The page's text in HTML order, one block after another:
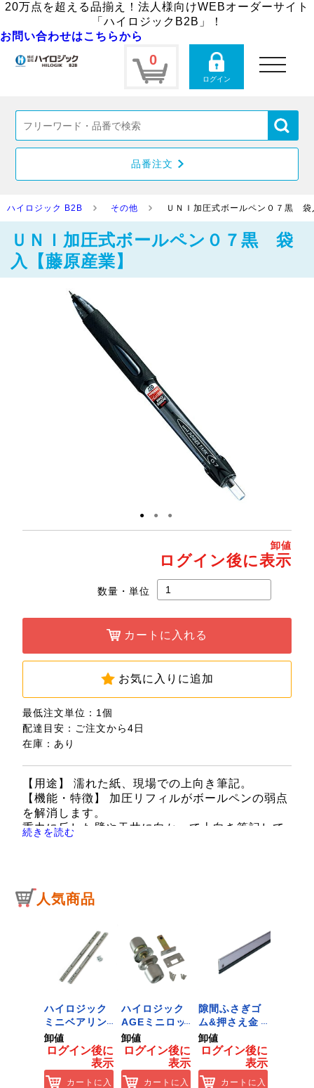
20万点を超える品揃え！法人様向けWEBオーダーサイト
「ハイロジックB2B」！
お問い合わせはこちらから
0
ログイン
toggle
navigation
品番注文
ハイロジック B2B その他 ＵＮＩ加圧式ボールペン０７黒 袋
ＵＮＩ加圧式ボールペン０７黒 袋
入【藤原産業】
● ● ●
卸値
ログイン後に表示
数量・単位
カートに入れる
お気に入りに追加
最低注文単位：1個
配達目安：ご注文から4日
在庫：あり
【用途】 濡れた紙、現場での上向き筆記。
【機能・特徴】 加圧リフィルがボールペンの弱点
を解消します。
重力に反した壁や天井に向かって上向き筆記して
【仕様】 ●インク色：黒。
●ボール径：0.7mm。
●加圧ボールペン。
●替芯：SNP-7。
続きを読む
人気商品
ハイロジック
ミニベアリン
グタイプ 310
ミリ 72958
Hardware]
卸値
ログイン後に
表示
カートに入
ハイロジック
AGEミニロッ
ク 360W
[Tools &
Hardware]
卸値
ログイン後に
表示
カートに入
隙間ふさぎゴ
ム&押さえ金
物 72909
卸値
ログイン後に
表示
カートに入